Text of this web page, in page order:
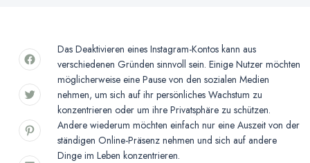
Das Deaktivieren eines Instagram-Kontos kann aus
verschiedenen Gründen sinnvoll sein. Einige Nutzer möchten
möglicherweise eine Pause von den sozialen Medien
nehmen, um sich auf ihr persönliches Wachstum zu
konzentrieren oder um ihre Privatsphäre zu schützen.
Andere wiederum möchten einfach nur eine Auszeit von der
ständigen Online-Präsenz nehmen und sich auf andere
Dinge im Leben konzentrieren.